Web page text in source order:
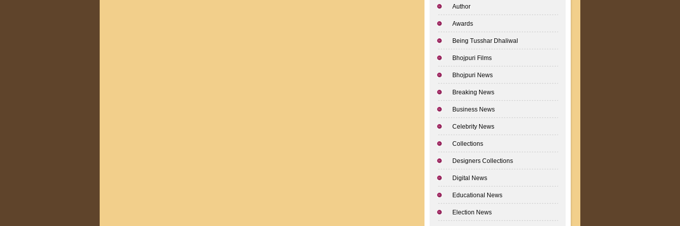
Author
Awards
Being Tusshar Dhaliwal
Bhojpuri Films
Bhojpuri News
Breaking News
Business News
Celebrity News
Collections
Designers Collections
Digital News
Educational News
Election News